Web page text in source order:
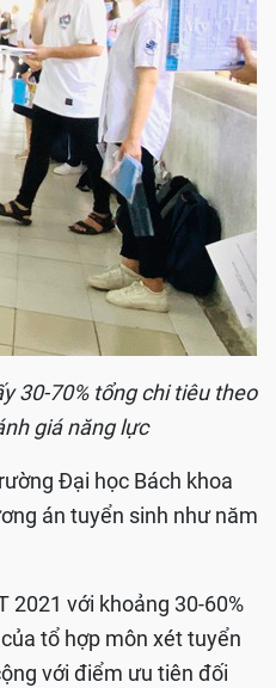
30-70% tổng chi tiêu theo
giá năng lực
Đại học Bách khoa
án tuyển sinh như năm
2021 với khoảng 30-60%
tổ hợp môn xét tuyển
với điểm ưu tiên đối